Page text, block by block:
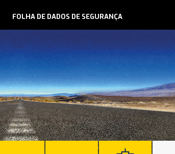
FOLHA DE DADOS DE SEGURANÇA